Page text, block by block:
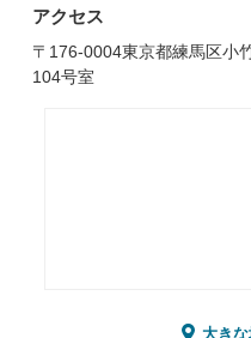
アクセス
〒176-0004東京都練馬区小
104号室
大き